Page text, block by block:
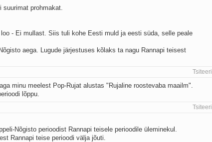
suurimat prohmakat.
- Ei mullast. Siis tuli kohe Eesti muld ja eesti süda, selle peale
aega. Lugude järjestuses kõlaks ta nagu Rannapi teisest
Tsiteeri
minu meelest Pop-Rujat alustas "Rujaline roostevaba maailm".
lõppu.
Tsiteeri
Nõgisto perioodist Rannapi teisele perioodile üleminekul.
Rannapi teise perioodi välja jõuti.